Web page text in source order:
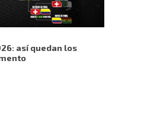
así quedan los